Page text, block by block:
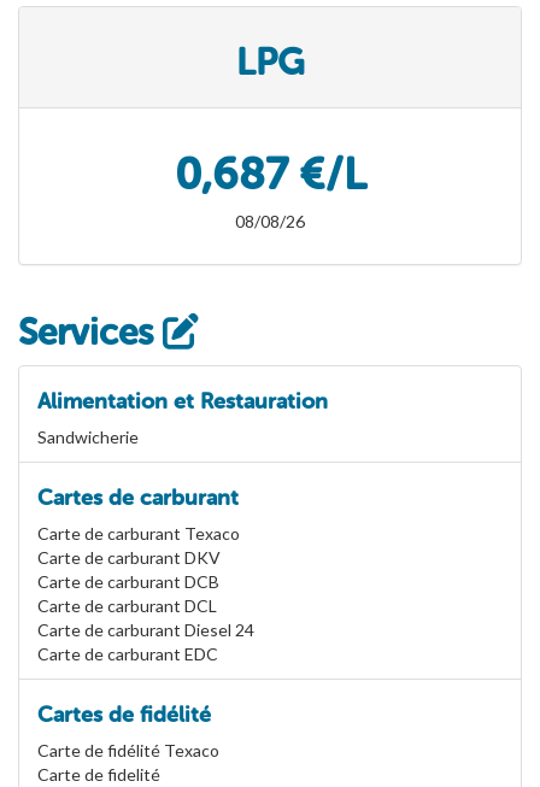
LPG
0,687 €/L
08/08/26
Services
Alimentation et Restauration
Sandwicherie
Cartes de carburant
Carte de carburant Texaco
Carte de carburant DKV
Carte de carburant DCB
Carte de carburant DCL
Carte de carburant Diesel 24
Carte de carburant EDC
Cartes de fidélité
Carte de fidélité Texaco
Carte de fidelité